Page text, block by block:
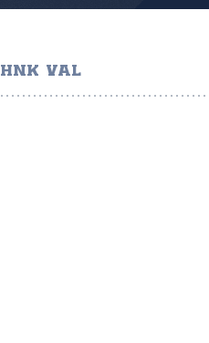
HNK VAL